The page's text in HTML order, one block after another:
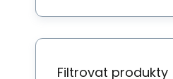
Filtrovat produkty